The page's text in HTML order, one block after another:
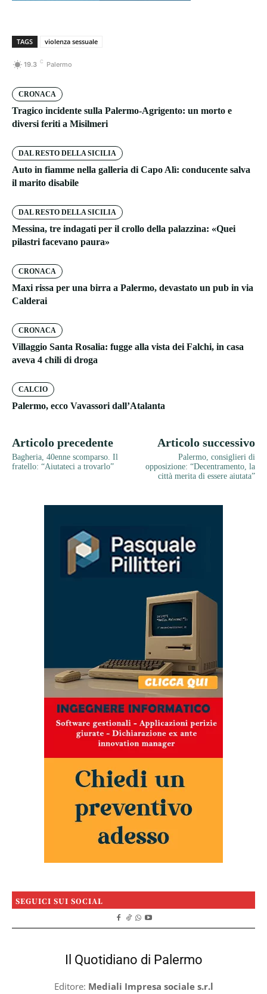
TAGS violenza sessuale
19.3 C Palermo
CRONACA
Tragico incidente sulla Palermo-Agrigento: un morto e
diversi feriti a Misilmeri
DAL RESTO DELLA SICILIA
Auto in fiamme nella galleria di Capo Alì: conducente salva
il marito disabile
DAL RESTO DELLA SICILIA
Messina, tre indagati per il crollo della palazzina: «Quei
pilastri facevano paura»
CRONACA
Maxi rissa per una birra a Palermo, devastato un pub in via
Calderai
CRONACA
Villaggio Santa Rosalia: fugge alla vista dei Falchi, in casa
aveva 4 chili di droga
CALCIO
Palermo, ecco Vavassori dall’Atalanta
Articolo precedente
Bagheria, 40enne scomparso. Il
fratello: “Aiutateci a trovarlo”
Articolo successivo
Palermo, consiglieri di
opposizione: “Decentramento, la
città merita di essere aiutata”
SEGUICI SUI SOCIAL
Il Quotidiano di Palermo
Editore: Mediali Impresa sociale s.r.l